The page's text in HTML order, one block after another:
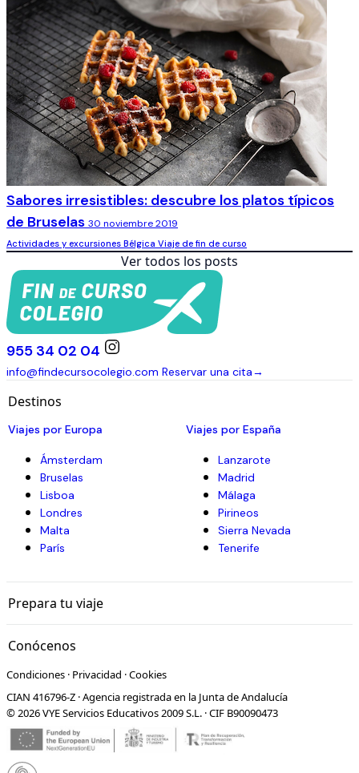
Sabores irresistibles: descubre los platos típicos
de Bruselas 30 noviembre 2019
Actividades y excursiones Bélgica Viaje de fin de curso
Ver todos los posts
955 34 02 04
info@findecursocolegio.com Reservar una cita→
Destinos
Viajes por Europa
Ámsterdam
Bruselas
Lisboa
Londres
Malta
París
Viajes por España
Lanzarote
Madrid
Málaga
Pirineos
Sierra Nevada
Tenerife
Prepara tu viaje
Conócenos
Condiciones · Privacidad ·Cookies
CIAN 416796-Z · Agencia registrada en la Junta de Andalucía
© 2026 VYE Servicios Educativos 2009 S.L. · CIF B90090473